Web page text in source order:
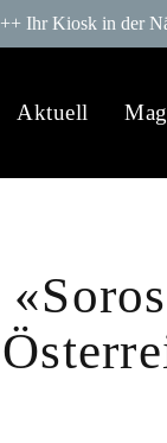
++ Ihr Kiosk in der
Aktuell